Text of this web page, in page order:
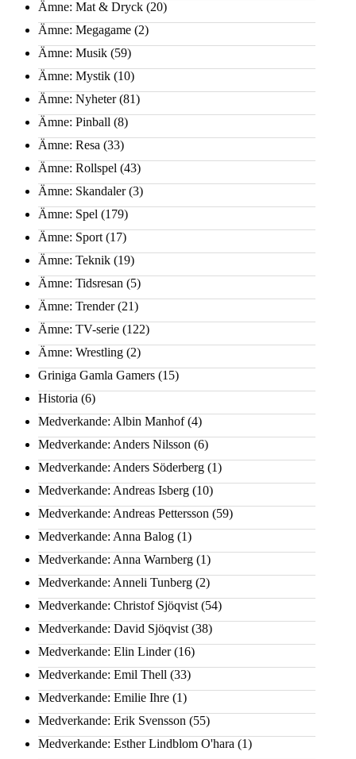
Ämne: Mat & Dryck (20)
Ämne: Megagame (2)
Ämne: Musik (59)
Ämne: Mystik (10)
Ämne: Nyheter(81)
Ämne: Pinball (8)
Ämne: Resa (33)
Ämne: Rollspel (43)
Ämne: Skandaler(3)
Ämne: Spel (179)
Ämne: Sport (17)
Ämne: Teknik (19)
Ämne: Tidsresan (5)
Ämne: Trender(21)
Ämne: TV-serie (122)
Ämne: Wrestling (2)
Griniga Gamla Gamers (15)
Historia (6)
Medverkande: Albin Manhof(4)
Medverkande: Anders Nilsson (6)
Medverkande: Anders Söderberg (1)
Medverkande: Andreas Isberg (10)
Medverkande: Andreas Pettersson (59)
Medverkande: Anna Balog (1)
Medverkande: Anna Warnberg (1)
Medverkande: Anneli Tunberg (2)
Medverkande: Christof Sjöqvist (54)
Medverkande: David Sjöqvist (38)
Medverkande: Elin Linder(16)
Medverkande: Emil Thell (33)
Medverkande: Emilie Ihre (1)
Medverkande: Erik Svensson (55)
Medverkande: Esther Lindblom O'hara (1)